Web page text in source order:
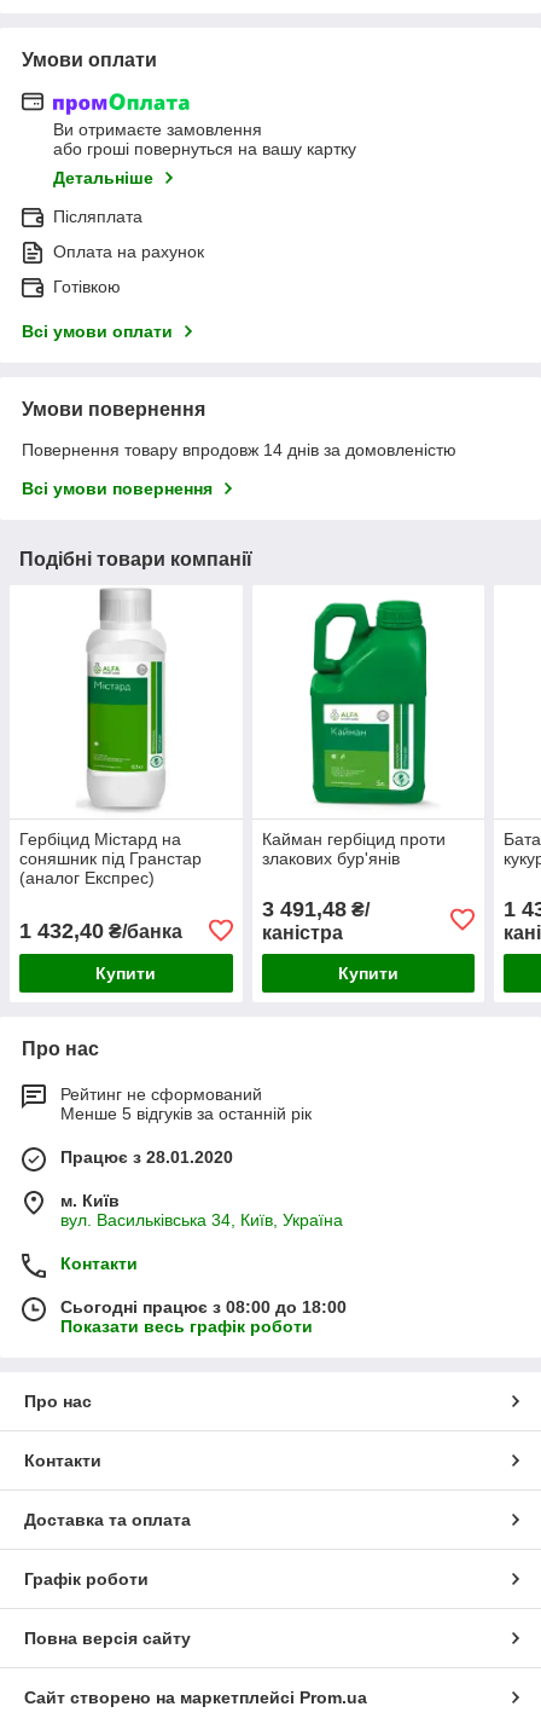
Умови оплати
Ви отримаєте замовлення
або гроші повернуться на вашу картку
Детальніше
Післяплата
Оплата на рахунок
Готівкою
Всі умови оплати
Умови повернення
Повернення товару впродовж 14 днів за домовленістю
Всі умови повернення
Подібні товари компанії
Гербіцид Містард на
соняшник під Гранстар
(аналог Експрес)
1 432,40 ₴/банка
Купити
Кайман гербіцид проти
злакових бур'янів
3 491,48₴/
каністра
Купити
1
Про нас
Рейтинг не сформований
Менше 5 відгуків за останній рік
Працює з 28.01.2020
м. Київ
вул. Васильківська 34, Київ, Україна
Контакти
Сьогодні працює з 08:00 до 18:00
Показати весь графік роботи
Про нас
Контакти
Доставка та оплата
Графік роботи
Повна версія сайту
Сайт створено на маркетплейсі Prom.ua